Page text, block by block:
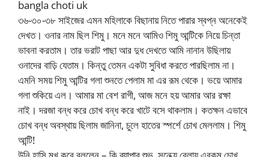
bangla choti uk
৩৬-৩০-৩৮ সাইজের এমন মহিলাকে বিছানায় নিতে পারার স্বপ্ন অনেকেই
দেখত। ওনার নাম ছিল শিমু। মনে মনে আমিও শিমু আন্টিকে নিয়ে চিন্তা
ভাবনা করতাম। তার ভরাট পাছা আর দুধ দেখতে আমি নানান উছিলায়
ওনাদের বাড়ি যেতাম। কিন্তু তেমন একটা সুবিধা করতে পারছিলাম না।
এমনি সময় শিমু আন্টির গলা শুনতে পেলাম মা এর রূম থেকে। ভয়ে আমার
গলা শুকিয়ে এল। আমার মা বেশ রাগী, আজ মনে হয় আমার আর রক্ষা
নাই। দরজা বন্ধ করে চোখ বন্ধ করে খাটে বসে থাকলাম। কতক্ষন এভাবে
চোখ বন্ধ অবস্থায় ছিলাম জানিনা, চুলে হাতের স্পর্শে চোখ মেললাম। শিমু
আন্টি!